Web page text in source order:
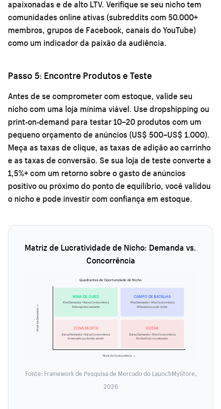
apaixonadas e de alto LTV. Verifique se seu nicho tem
comunidades online ativas (subreddits com 50.000+
membros, grupos de Facebook, canais do YouTube)
como um indicador da paixão da audiência.
Passo 5: Encontre Produtos e Teste
Antes de se comprometer com estoque, valide seu
nicho com uma loja mínima viável. Use dropshipping ou
print-on-demand para testar 10–20 produtos com um
pequeno orçamento de anúncios (US$ 500–US$ 1.000).
Meça as taxas de clique, as taxas de adição ao carrinho
e as taxas de conversão. Se sua loja de teste converte a
1,5%+ com um retorno sobre o gasto de anúncios
positivo ou próximo do ponto de equilíbrio, você validou
o nicho e pode investir com confiança em estoque.
Matriz de Lucratividade de Nicho: Demanda vs.
Concorrência
Quadrantes de Oportunidade de Nicho
Nível de Concorrência →
Nível de Demanda →
MINA DE OURO
Alta Demanda + Baixa Concorrência
Entre agressivamente
CAMPO DE BATALHA
Alta Demanda + Alta Concorrência
Diferencie ou sub-nicho
ZONA MORTA
Baixa Demanda + Baixa Concorrência
O mercado pode não existir
EVITAR
Baixa Demanda + Alta Concorrência
Em declínio ou saturado
Fonte: Framework de Pesquisa de Mercado do LaunchMyStore,
2026